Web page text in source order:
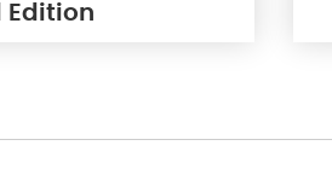
Edition